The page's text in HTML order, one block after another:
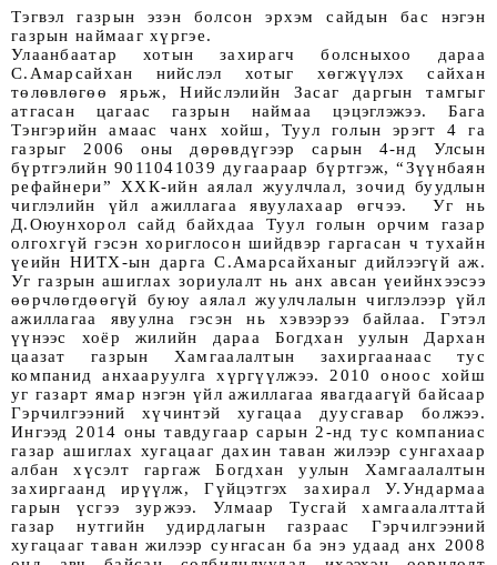
Тэгвэл газрын эзэн болсон эрхэм сайдын бас нэгэн
газрын наймааг хүргэе.
Улаанбаатар хотын захирагч болсныхоо дараа
С.Амарсайхан нийслэл хотыг хөгжүүлэх сайхан
төлөвлөгөө ярьж, Нийслэлийн Засаг даргын тамгыг
атгасан цагаас газрын наймаа цэцэглэжээ. Бага
Тэнгэрийн амаас чанх хойш, Туул голын эрэгт 4 га
газрыг 2006 оны дөрөвдүгээр сарын 4-нд Улсын
бүртгэлийн 9011041039 дугаараар бүртгэж, “Зүүнбаян
рефайнери” ХХК-ийн аялал жуулчлал, зочид буудлын
чиглэлийн үйл ажиллагаа явуулахаар өгчээ.  Уг нь
Д.Оюунхорол сайд байхдаа Туул голын орчим газар
олгохгүй гэсэн хориглосон шийдвэр гаргасан ч тухайн
үеийн НИТХ-ын дарга С.Амарсайханыг дийлээгүй аж.
Уг газрын ашиглах зориулалт нь анх авсан үеийнхээсээ
өөрчлөгдөөгүй буюу аялал жуулчлалын чиглэлээр үйл
ажиллагаа явуулна гэсэн нь хэвээрээ байлаа. Гэтэл
үүнээс хоёр жилийн дараа Богдхан уулын Дархан
цаазат газрын Хамгаалалтын захиргаанаас тус
компанид анхааруулга хүргүүлжээ. 2010 оноос хойш
уг газарт ямар нэгэн үйл ажиллагаа явагдаагүй байсаар
Гэрчилгээний хүчинтэй хугацаа дуусгавар болжээ.
Ингээд 2014 оны тавдугаар сарын 2-нд тус компаниас
газар ашиглах хугацааг дахин таван жилээр сунгахаар
албан хүсэлт гаргаж Богдхан уулын Хамгаалалтын
захиргаанд ирүүлж, Гүйцэтгэх захирал У.Ундармаа
гарын үсгээ зуржээ. Улмаар Тусгай хамгаалалттай
газар нутгийн удирдлагын газраас Гэрчилгээний
хугацааг таван жилээр сунгасан ба энэ удаад анх 2008